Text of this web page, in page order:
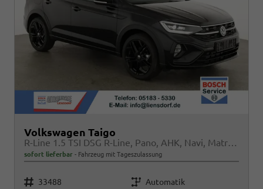
Volkswagen Taigo
R-Line 1.5 TSI DSG R-Line, Pano, AHK, Navi, Matrix, Kamera, ACC, Winter, 4 J.-Garantie
sofort lieferbar Fahrzeug mit Tageszulassung
Fahrzeugnr. 33488 Getriebe Automatik